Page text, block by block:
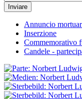
Annuncio
Inserzione
Commemorativo
Candele -